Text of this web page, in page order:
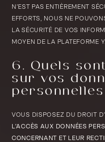
N’EST PAS ENTIÈREMENT
EFFORTS, NOUS NE
LA SÉCURITÉ DE VOS
MOYEN DE LA PLATEFORME Y.
6. Quels
sur vos
VOUS DISPOSEZ DU DROIT
L’ACCÈS AUX DONNÉES
CONCERNANT ET LEUR